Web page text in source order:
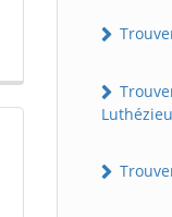
Luthézieu